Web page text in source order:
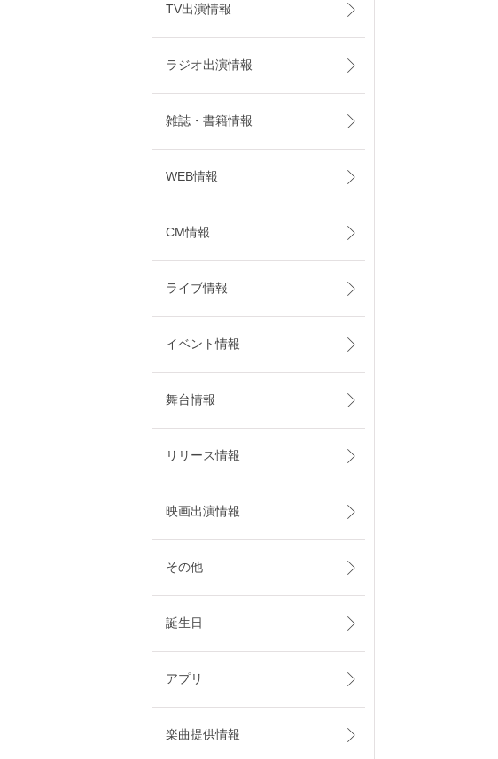
TV出演情報
ラジオ出演情報
雑誌・書籍情報
WEB情報
CM情報
ライブ情報
イベント情報
舞台情報
リリース情報
映画出演情報
その他
誕生日
アプリ
楽曲提供情報